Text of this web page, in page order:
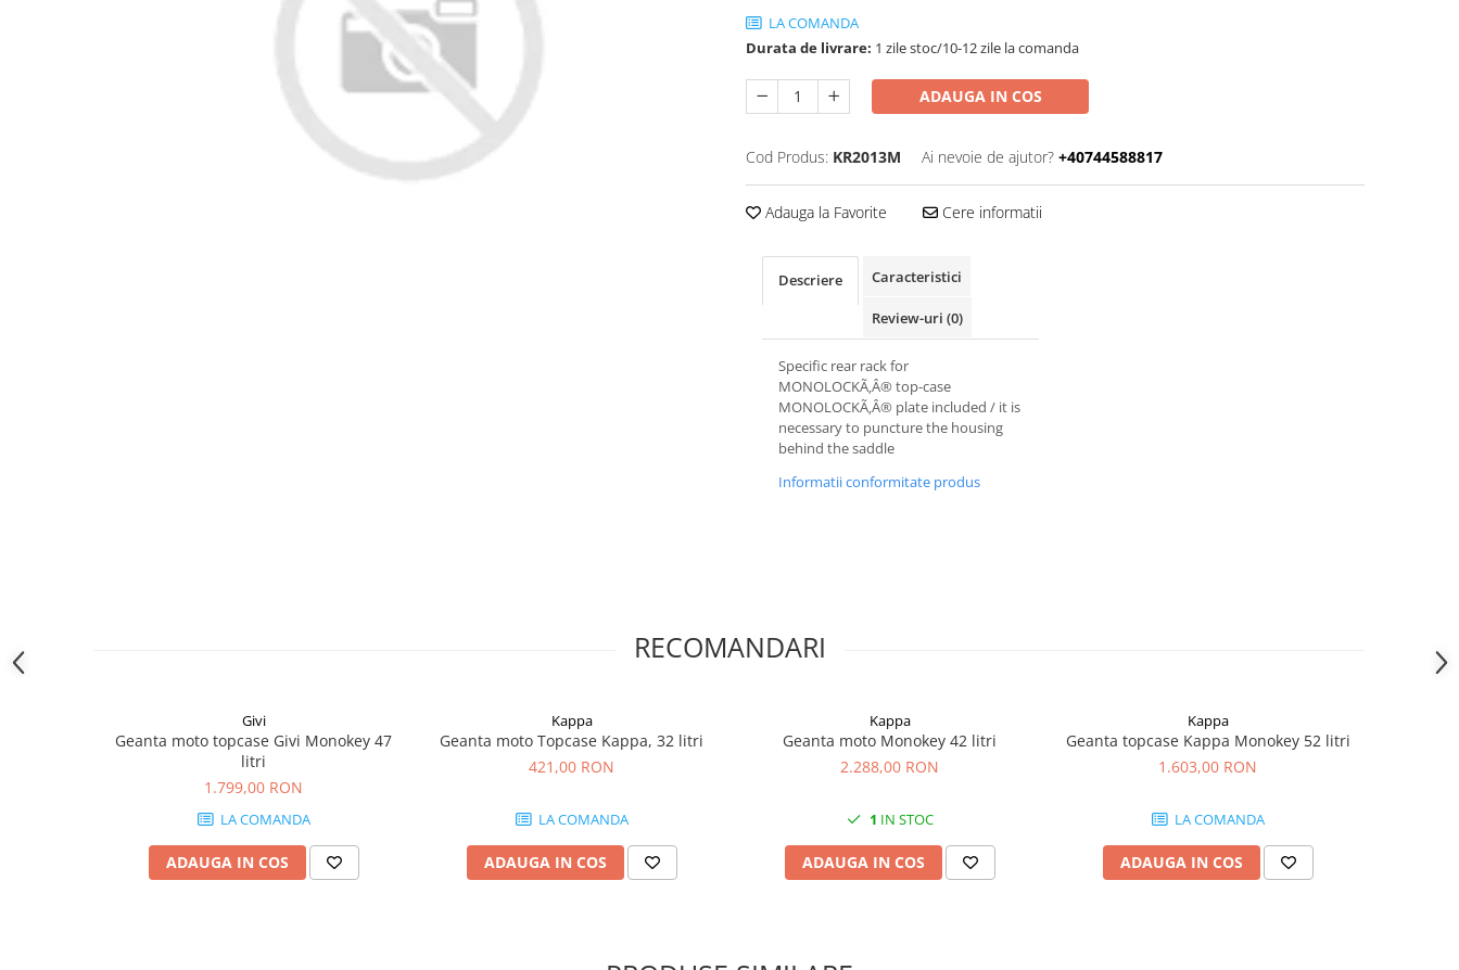
LA COMANDA
Durata de livrare: 1 zile stoc/10-12 zile la comanda
ADAUGA IN COS
Cod Produs: KR2013M Ai nevoie de ajutor? +40744588817
Adauga la Favorite Cere informatii
Descriere Caracteristici
Review-uri (0)
Specific rear rack for
MONOLOCKÃ‚Â® top-case
MONOLOCKÃ‚Â® plate included / it is
necessary to puncture the housing
behind the saddle
Informatii conformitate produs
RECOMANDARI
Givi
Geanta moto topcase Givi Monokey 47
litri
1.799,00 RON
LA COMANDA
ADAUGA IN COS
Kappa
Geanta moto Topcase Kappa, 32 litri
421,00 RON
LA COMANDA
ADAUGA IN COS
Kappa
Geanta moto Monokey 42 litri
2.288,00 RON
1 IN STOC
ADAUGA IN COS
Kappa
Geanta topcase Kappa Monokey 52 litri
1.603,00 RON
LA COMANDA
ADAUGA IN COS